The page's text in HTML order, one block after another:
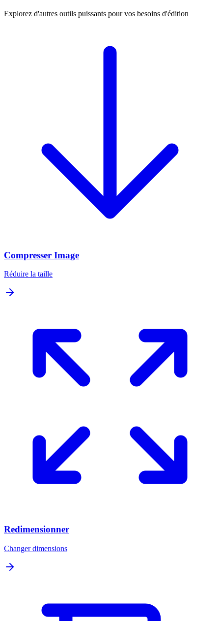
Explorez d'autres outils puissants pour vos besoins d'édition
Compresser Image
Réduire la taille
Redimensionner
Changer dimensions